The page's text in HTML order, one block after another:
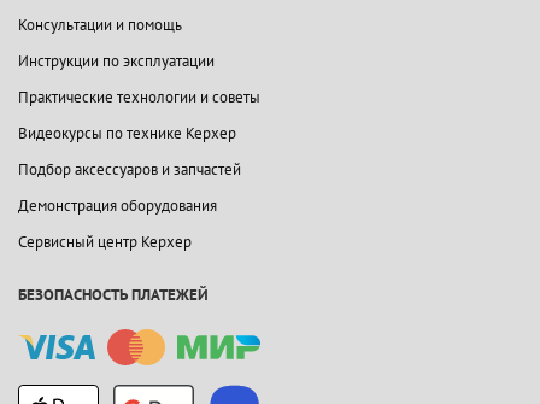
Консультации и помощь
Инструкции по эксплуатации
Практические технологии и советы
Видеокурсы по технике Керхер
Подбор аксессуаров и запчастей
Демонстрация оборудования
Сервисный центр Керхер
БЕЗОПАСНОСТЬ ПЛАТЕЖЕЙ